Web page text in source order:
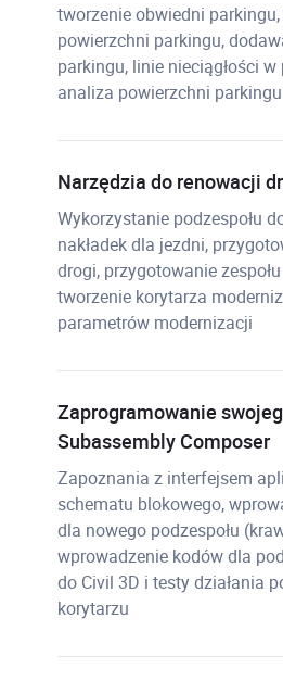
tworzenie obwiedni
powierzchni parkingu,
parkingu, linie nieciągłości
analiza powierzchni parkingu
Narzędzia do renowacji
Wykorzystanie podzespołu
nakładek dla jezdni,
drogi, przygotowanie
tworzenie korytarza
parametrów modernizacji
Zaprogramowanie
Subassembly Composer
Zapoznania z interfejsem
schematu blokowego,
dla nowego podzespołu
wprowadzenie kodów dla
do Civil 3D i testy działania
korytarzu